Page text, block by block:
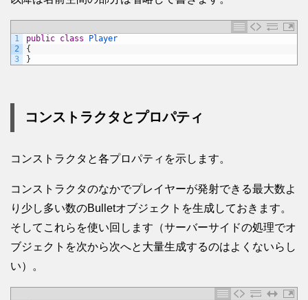
1
2
3
public class
Player
{
}
コンストラクタとプロパティ
コンストラクタと各プロパティを示します。
コンストラクタのなかでプレイヤーが発射できる最大数よ
り少し多い数のBulletオブジェクトを生成しておきます。
そしてこれらを使い回します（サーバーサイドの処理でオ
ブジェクトを次から次へと大量生成するのはよくないらし
い）。